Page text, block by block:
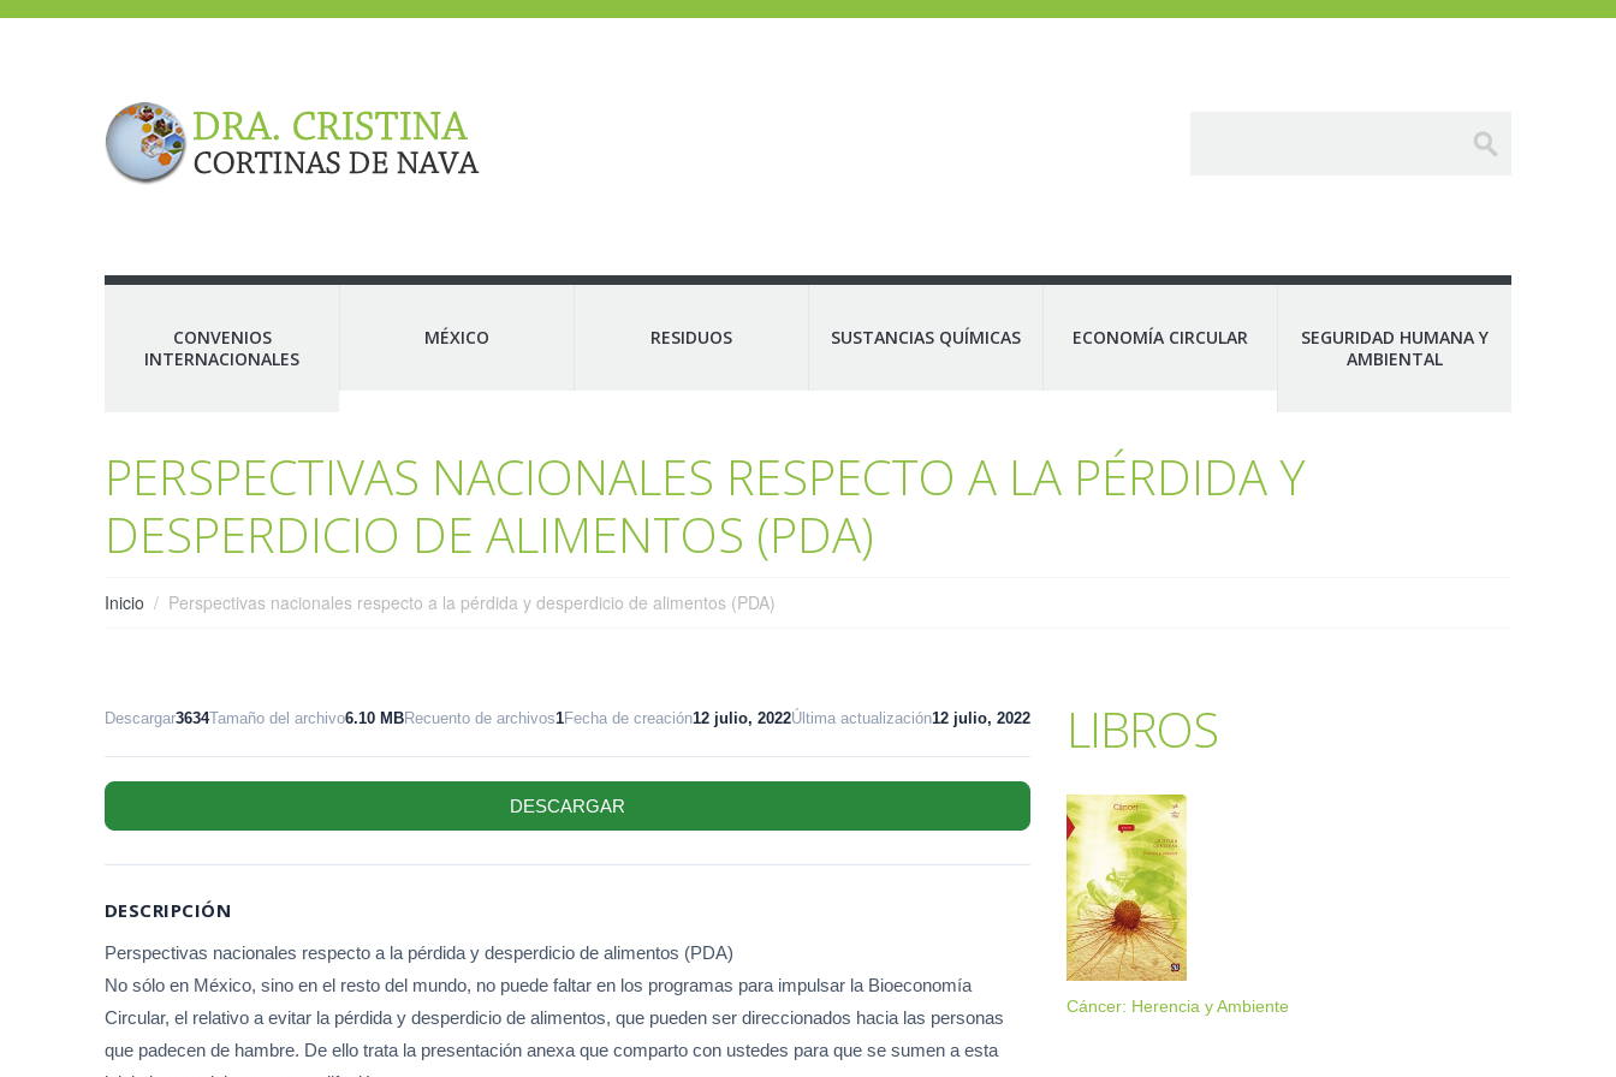
CONVENIOS
INTERNACIONALES
MÉXICO RESIDUOS SUSTANCIAS QUÍMICAS ECONOMÍA CIRCULAR
SEGURIDAD HUMANA Y
AMBIENTAL
PERSPECTIVAS NACIONALES RESPECTO A LA PÉRDIDA Y
DESPERDICIO DE ALIMENTOS (PDA)
Inicio Perspectivas nacionales respecto a la pérdida y desperdicio de alimentos (PDA)
Descargar3634Tamaño del archivo6.10 MBRecuento de archivos1Fecha de creación12 julio, 2022Última actualización12 julio, 2022
DESCARGAR
DESCRIPCIÓN
Perspectivas nacionales respecto a la pérdida y desperdicio de alimentos (PDA)
No sólo en México, sino en el resto del mundo, no puede faltar en los programas para impulsar la Bioeconomía
Circular, el relativo a evitar la pérdida y desperdicio de alimentos, que pueden ser direccionados hacia las personas
que padecen de hambre. De ello trata la presentación anexa que comparto con ustedes para que se sumen a esta
LIBROS
Cáncer: Herencia y Ambiente